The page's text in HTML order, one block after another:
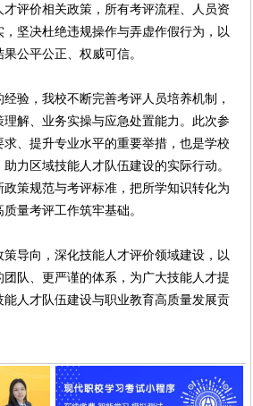
评价相关政策，所有考评流程、人员资
坚决杜绝违规操作与弄虚作假行为，以
公平公正、权威可信。
验，我校不断完善考评人员培养机制，
解、业务实操与应急处置能力。此次参
、提升专业水平的重要举措，也是学校
力区域技能人才队伍建设的实际行动。
策规范与考评标准，把所学知识转化为
量考评工作筑牢基础。
导向，深化技能人才评价领域建设，以
队、更严谨的体系，为广大技能人才提
人才队伍建设与职业教育高质量发展贡